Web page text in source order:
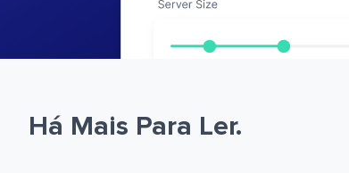
Há Mais Para Ler.